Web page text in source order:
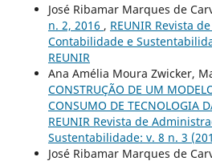
José Ribamar Marques de
n. 2, 2016 , REUNIR Revista
Contabilidade e
REUNIR
Ana Amélia Moura Zwicker,
CONSTRUÇÃO DE UM
CONSUMO DE TECNOLOGIA
REUNIR Revista de
Sustentabilidade: v. 8 n. 3
José Ribamar Marques de